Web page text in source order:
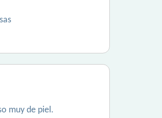
muy de piel.